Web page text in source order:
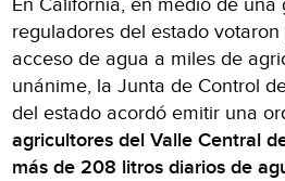
En California, en medio de una
reguladores del estado
acceso de agua a miles de
unánime, la Junta de Control
del estado acordó emitir una
agricultores del Valle Central
más de 208 litros diarios de